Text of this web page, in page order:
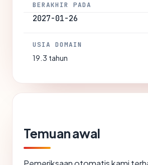
BERAKHIR PADA
2027-01-26
USIA DOMAIN
19.3 tahun
Temuan awal